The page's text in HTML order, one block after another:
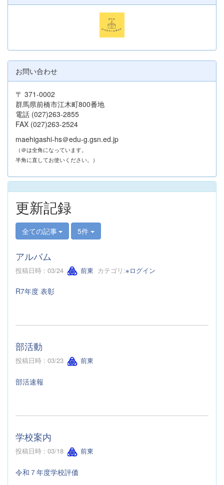
お問い合わせ
〒 371-0002
群馬県前橋市江木町800番地
電話 (027)263-2855
FAX (027)263-2524
maehigashi-hs＠edu-g.gsn.ed.jp
（＠は全角になっています。
半角に直してお使いください。）
更新記録
全ての記事 5件
アルバム
投稿日時 : 03/24 前東 カテゴリ:※ログイン
R7年度 表彰
部活動
投稿日時 : 03/23 前東
部活速報
学校案内
投稿日時 : 03/18 前東
令和７年度学校評価